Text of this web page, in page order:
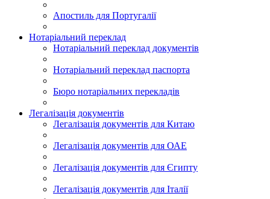
Апостиль для Португалії
Нотаріальний переклад
Нотаріальний переклад документів
Нотаріальний переклад паспорта
Бюро нотаріальних перекладів
Легалізація документів
Легалізація документів для Китаю
Легалізація документів для ОАЕ
Легалізація документів для Єгипту
Легалізація документів для Італії